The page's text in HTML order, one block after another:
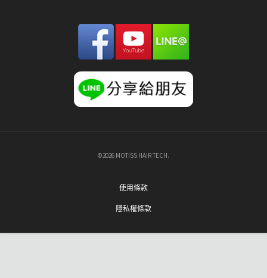
©2026 MOTISS HAIR TECH.
使用條款
隱私權條款